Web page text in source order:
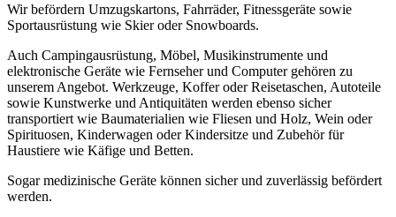
Wir befördern Umzugskartons, Fahrräder, Fitnessgeräte sowie
Sportausrüstung wie Skier oder Snowboards.
Auch Campingausrüstung, Möbel, Musikinstrumente und
elektronische Geräte wie Fernseher und Computer gehören zu
unserem Angebot. Werkzeuge, Koffer oder Reisetaschen, Autoteile
sowie Kunstwerke und Antiquitäten werden ebenso sicher
transportiert wie Baumaterialien wie Fliesen und Holz, Wein oder
Spirituosen, Kinderwagen oder Kindersitze und Zubehör für
Haustiere wie Käfige und Betten.
Sogar medizinische Geräte können sicher und zuverlässig befördert
werden.